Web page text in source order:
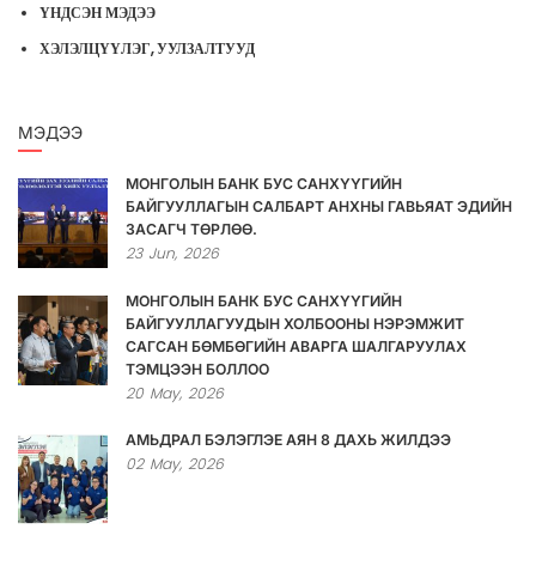
ҮНДСЭН МЭДЭЭ
ХЭЛЭЛЦҮҮЛЭГ, УУЛЗАЛТУУД
МЭДЭЭ
МОНГОЛЫН БАНК БУС САНХҮҮГИЙН
БАЙГУУЛЛАГЫН САЛБАРТ АНХНЫ ГАВЬЯАТ ЭДИЙН
ЗАСАГЧ ТӨРЛӨӨ.
23 Jun, 2026
МОНГОЛЫН БАНК БУС САНХҮҮГИЙН
БАЙГУУЛЛАГУУДЫН ХОЛБООНЫ НЭРЭМЖИТ
САГСАН БӨМБӨГИЙН АВАРГА ШАЛГАРУУЛАХ
ТЭМЦЭЭН БОЛЛОО
20 May, 2026
АМЬДРАЛ БЭЛЭГЛЭЕ АЯН 8 ДАХЬ ЖИЛДЭЭ
02 May, 2026